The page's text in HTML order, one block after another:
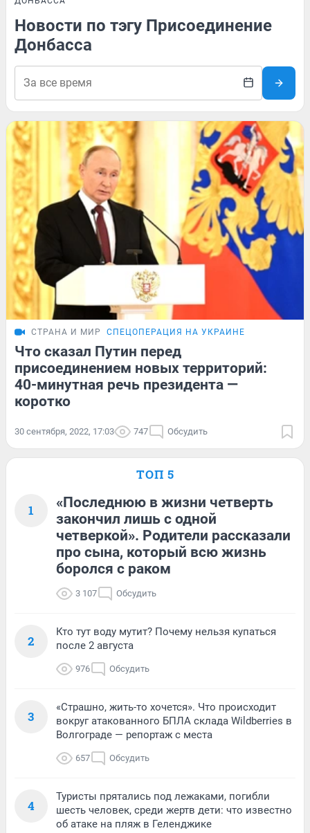
Новости по тэгу Присоединение
Донбасса
СТРАНА И МИР СПЕЦОПЕРАЦИЯ НА УКРАИНЕ
Что сказал Путин перед
присоединением новых территорий:
40-минутная речь президента —
коротко
30 сентября, 2022, 17:03 747 Обсудить
ТОП 5
1
«Последнюю в жизни четверть
закончил лишь с одной
четверкой». Родители рассказали
про сына, который всю жизнь
боролся с раком
3 107 Обсудить
2
Кто тут воду мутит? Почему нельзя купаться
после 2 августа
976 Обсудить
3
«Страшно, жить-то хочется». Что происходит
вокруг атакованного БПЛА склада Wildberries в
Волгограде — репортаж с места
657 Обсудить
4
Туристы прятались под лежаками, погибли
шесть человек, среди жертв дети: что известно
об атаке на пляж в Геленджике